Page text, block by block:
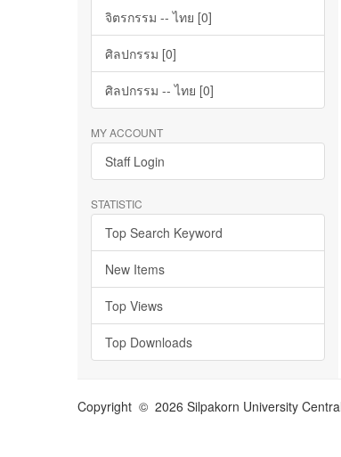
จิตรกรรม -- ไทย [0]
ศิลปกรรม [0]
ศิลปกรรม -- ไทย [0]
MY ACCOUNT
Staff Login
STATISTIC
Top Search Keyword
New Items
Top Views
Top Downloads
Copyright © 2026 Silpakorn University